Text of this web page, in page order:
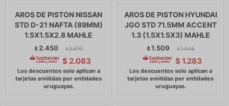
AROS DE PISTON NISSAN
STD D-21 NAFTA (89MM)
1.5X1.5X2.8 MAHLE
$ 2.450 $ 2.510
$ 2.083
AROS DE PISTON HYUNDAI
JGO STD 71.5MM ACCENT
1.3 (1.5X1.5X3) MAHLE
$1.509 $ 1.546
$ 1.283